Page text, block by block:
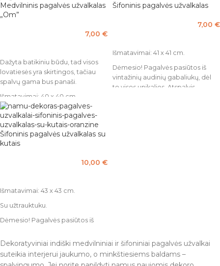
Medvilninis pagalvės užvalkalas
„Om”
7,00 €
Dažyta batikiniu būdu, tad visos
lovatiesės yra skirtingos, tačiau
spalvų gama bus panaši.
Išmatavimai: 40 x 40 cm.
Pagaminta iš 100% medvilnės.
Šifoninis pagalvės užvalkalas
7,00 €
Išmatavimai: 41 x 41 cm.
Dėmesio! Pagalvės pasiūtos iš
vintažinių audinių gabaliukų, dėl
to visos unikalios. Atspalvis
Šifoninis pagalvės užvalkalas su
kutais
10,00 €
Išmatavimai: 43 x 43 cm.
Su užtrauktuku.
Dėmesio! Pagalvės pasiūtos iš
to visos unikalios. Atspalvis
realybėje gali skirtis nuo pateikto
nuotraukoje, dėl Jūsų naudojamo
Dekoratyviniai indiški medvilniniai ir šifoniniai pagalvės užvalkai
suteikia interjerui jaukumo, o minkštiesiems baldams –